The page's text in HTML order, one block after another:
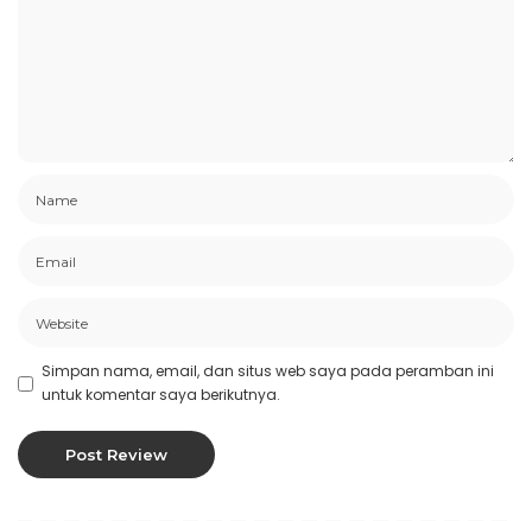
Simpan nama, email, dan situs web saya pada peramban ini
untuk komentar saya berikutnya.